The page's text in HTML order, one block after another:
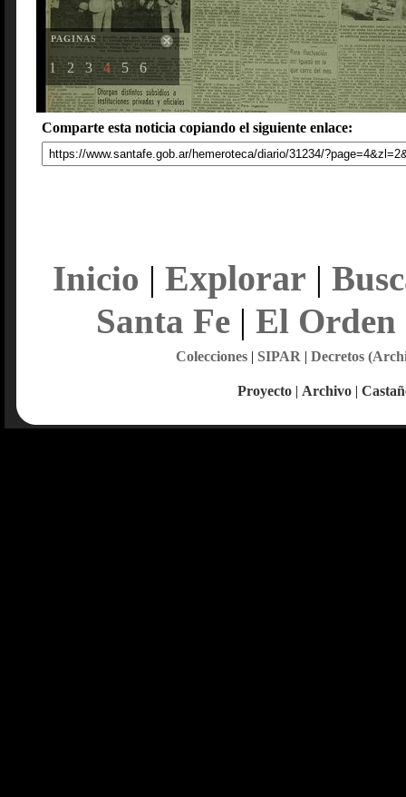
PAGINAS
1 2 3 4 5 6
Comparte esta noticia copiando el siguiente enlace:
Inicio | Explorar |
Santa Fe| El Orden
Colecciones| SIPAR | Decretos
Proyecto | Archivo |